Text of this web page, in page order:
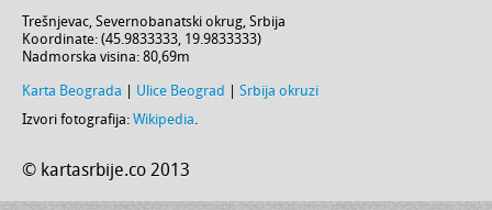
Trešnjevac, Severnobanatski okrug, Srbija
Koordinate: (45.9833333, 19.9833333)
Nadmorska visina: 80,69m
Karta Beograda Ulice Beograd
Srbija okruzi
Izvori fotografija: Wikipedia.
© kartasrbije.co 2013